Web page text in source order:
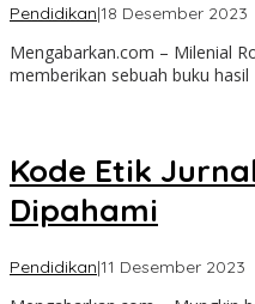
Pendidikan|18 Desember 2023
Mengabarkan.com – Milenial
memberikan sebuah buku hasil
Kode Etik
Dipahami
Pendidikan|11 Desember 2023